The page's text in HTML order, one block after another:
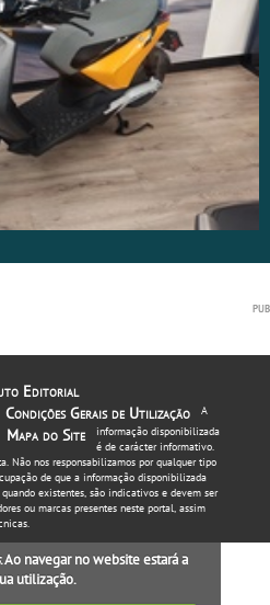
Editorial
Condições Gerais de Utilização
Mapa do Site
A
informação disponibilizada
é de carácter informativo.
Não nos responsabilizamos por qualquer tipo
de que a informação disponibilizada
existentes, são indicativos e devem ser
ou marcas presentes neste portal, assim
. Ao navegar no website estará a
utilização.